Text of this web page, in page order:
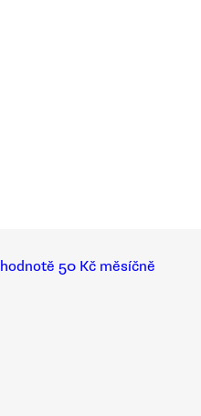
50 Kč měsíčně